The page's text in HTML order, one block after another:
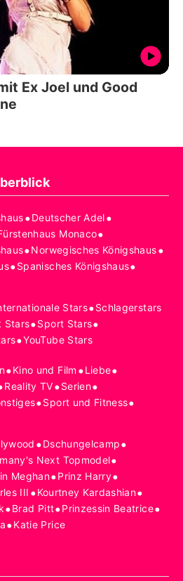
Ex Joel und Good
•Deutscher Adel•
Monaco•
•Norwegisches Königshaus•
•Spanisches Königshaus•
Stars•Schlagerstars
Stars•Sport Stars•
•YouTube Stars
•Kino und Film •Liebe•
Reality TV•Serien•
•Sport und Fitness•
•Dschungelcamp•
Next Topmodel•
Meghan•Prinz Harry•
III •Kourtney Kardashian•
•Brad Pitt•Prinzessin Beatrice•
•Katie Price